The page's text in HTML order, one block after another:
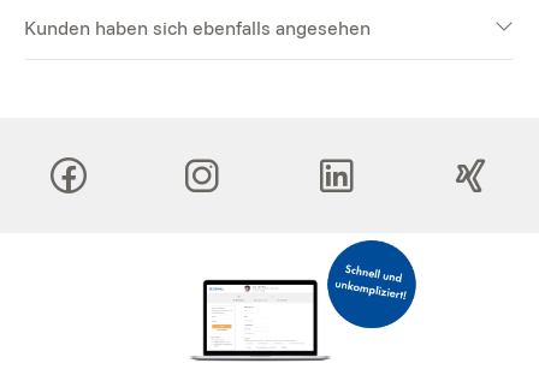
Kunden haben sich ebenfalls angesehen